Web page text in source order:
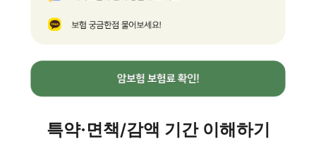
특약·면책/감액 기간 이해하기